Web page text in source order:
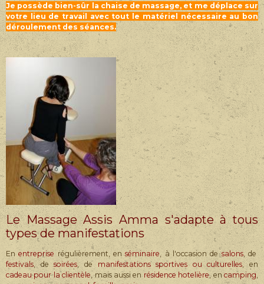
Je possède bien-sûr la chaise de massage, et me déplace sur
votre lieu de travail avec tout le matériel nécessaire au bon
déroulement des séances.
Le Massage Assis Amma s'adapte à tous
types de manifestations
Enentrepriserégulièrement, enséminaire , à l'occasion desalons, de
festivals , desoirées, de manifestations sportives ou culturelles, en
cadeau pour la clientèle, mais aussi en résidence hotelière, encamping,